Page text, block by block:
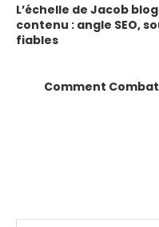
L’échelle de Jacob
contenu : angle SEO,
fiables
Comment